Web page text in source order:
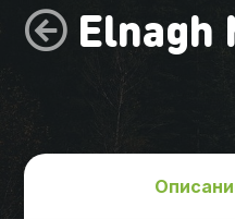
Elnagh